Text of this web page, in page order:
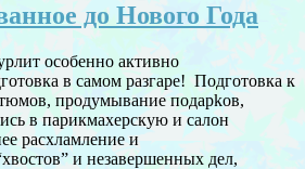
до Нового Года
особенно активно
в самом разгаре! Подготовка к
продумывание подарkов,
в парикмахерскую и салон
расхламление и
и незавершенных дел,